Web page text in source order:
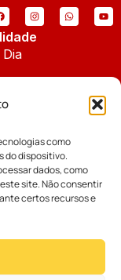
como
do dispositivo.
dados, como
site. Não consentir
certos recursos e
da Educação